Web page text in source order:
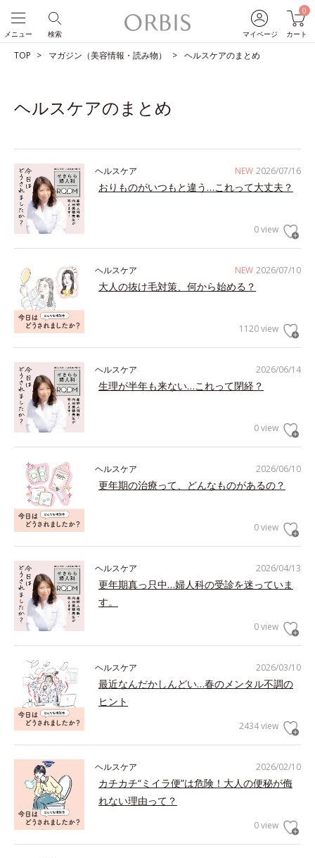
マイページ
0
カート
検索
メニュー
TOP マガジン（美容情報・読み物） ヘルスケアのまとめ
ヘルスケアのまとめ
NEW 2026/07/16
ヘルスケア
おりものがいつもと違う…これって大丈夫？
0 view
NEW 2026/07/10
ヘルスケア
大人の抜け毛対策、何から始める？
1120 view
2026/06/14
ヘルスケア
生理が半年も来ない…これって閉経？
0 view
2026/06/10
ヘルスケア
更年期の治療って、どんなものがあるの？
0 view
2026/04/13
ヘルスケア
更年期真っ只中…婦人科の受診を迷っていま
す。
0 view
2026/03/10
ヘルスケア
最近なんだかしんどい…春のメンタル不調の
ヒント
2434 view
2026/02/10
ヘルスケア
カチカチ“ミイラ便”は危険！大人の便秘が侮
れない理由って？
0 view